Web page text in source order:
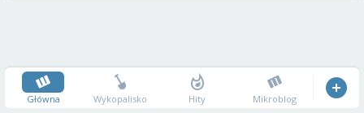
Główna Wykopalisko Hity Mikroblog